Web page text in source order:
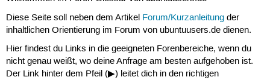
Diese Seite soll neben dem Artikel Forum/Kurzanleitungder
inhaltlichen Orientierung im Forum von ubuntuusers.de dienen.
Hier findest du Links in die geeigneten Forenbereiche, wenn du
nicht genau weißt, wo deine Anfrage am besten aufgehoben ist.
Der Link hinter dem Pfeil (▶) leitet dich in den richtigen